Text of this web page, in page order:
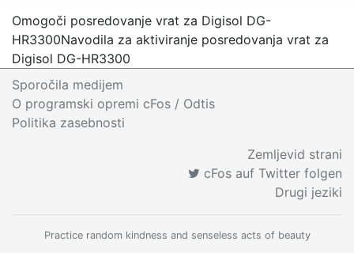
Omogoči posredovanje vrat za Digisol DG-
HR3300Navodila za aktiviranje posredovanja vrat za
Digisol DG-HR3300
Sporočila medijem
O programski opremi cFos / Odtis
Politika zasebnosti
Zemljevid strani
cFos auf Twitter folgen
Drugi jeziki
Practice random kindness and senseless acts of beauty